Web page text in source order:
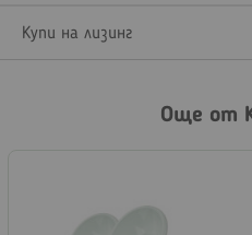
Купи на лизинг
Още от